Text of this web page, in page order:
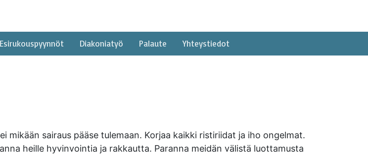
Esirukouspyynnöt Diakoniatyö Palaute Yhteystiedot
mikään sairaus pääse tulemaan. Korjaa kaikki ristiriidat ja iho ongelmat.
heille hyvinvointia ja rakkautta. Paranna meidän välistä luottamusta